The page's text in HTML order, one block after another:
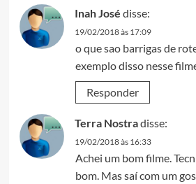
Inah José disse:
19/02/2018 às 17:09
o que sao barrigas de
exemplo disso nesse
Responder
Terra Nostradisse:
19/02/2018 às 16:33
Achei um bom filme.
bom. Mas saí com um